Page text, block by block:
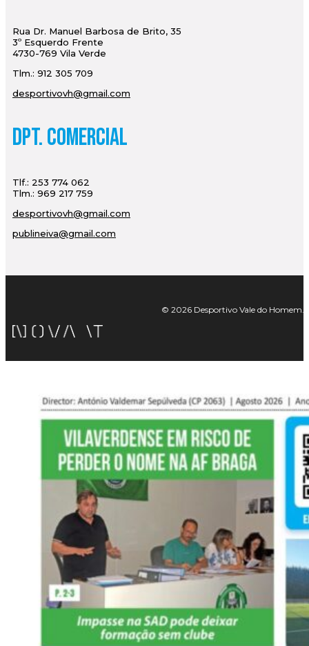
Rua Dr. Manuel Barbosa de Brito, 35
3º Esquerdo Frente
4730-769 Vila Verde
Tlm.: 912 305 709
desportivovh@gmail.com
Dpt. Comercial
Tlf.: 253 774 062
Tlm.: 969 217 759
desportivovh@gmail.com
publineiva@gmail.com
© 2026 Desportivo Vale do Homem.